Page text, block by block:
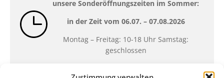
unsere Sonderöffnungszeiten im Sommer:
in der Zeit vom 06.07. – 07.08.2026
Montag – Freitag: 10-18 Uhr Samstag:
geschlossen